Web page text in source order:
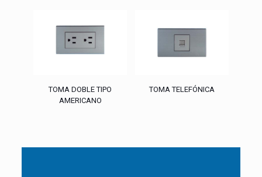
TOMA DOBLE TIPO
AMERICANO
TOMA TELEFÓNICA